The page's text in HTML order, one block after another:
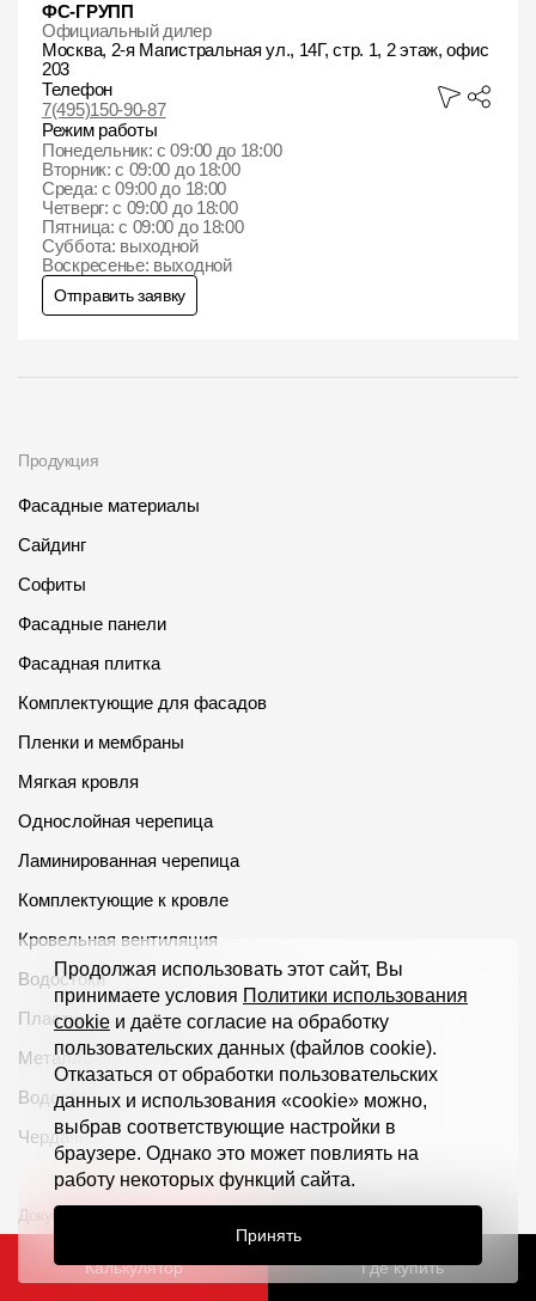
ФС-ГРУПП
Официальный дилер
Москва, 2-я Магистральная ул., 14Г, стр. 1, 2 этаж, офис
203
Телефон
7(495)150-90-87
Режим работы
Понедельник: с 09:00 до 18:00
Вторник: с 09:00 до 18:00
Среда: с 09:00 до 18:00
Четверг: с 09:00 до 18:00
Пятница: с 09:00 до 18:00
Суббота: выходной
Воскресенье: выходной
Отправить заявку
Продукция
Фасадные материалы
Сайдинг
Софиты
Фасадные панели
Фасадная плитка
Комплектующие для фасадов
Пленки и мембраны
Мягкая кровля
Однослойная черепица
Ламинированная черепица
Комплектующие к кровле
Кровельная вентиляция
Водостоки
Пластиковые водосточные системы
Металлические водосточные системы
Водосборник
Чердачные лестницы
Документация
ДокументацияКалькулятор Где купить
Продолжая использовать этот сайт, Вы
принимаете условия Политики использования
cookie и даёте согласие на обработку
пользовательских данных (файлов cookie).
Отказаться от обработки пользовательских
данных и использования «cookie» можно,
выбрав соответствующие настройки в
браузере. Однако это может повлиять на
работу некоторых функций сайта.
Принять